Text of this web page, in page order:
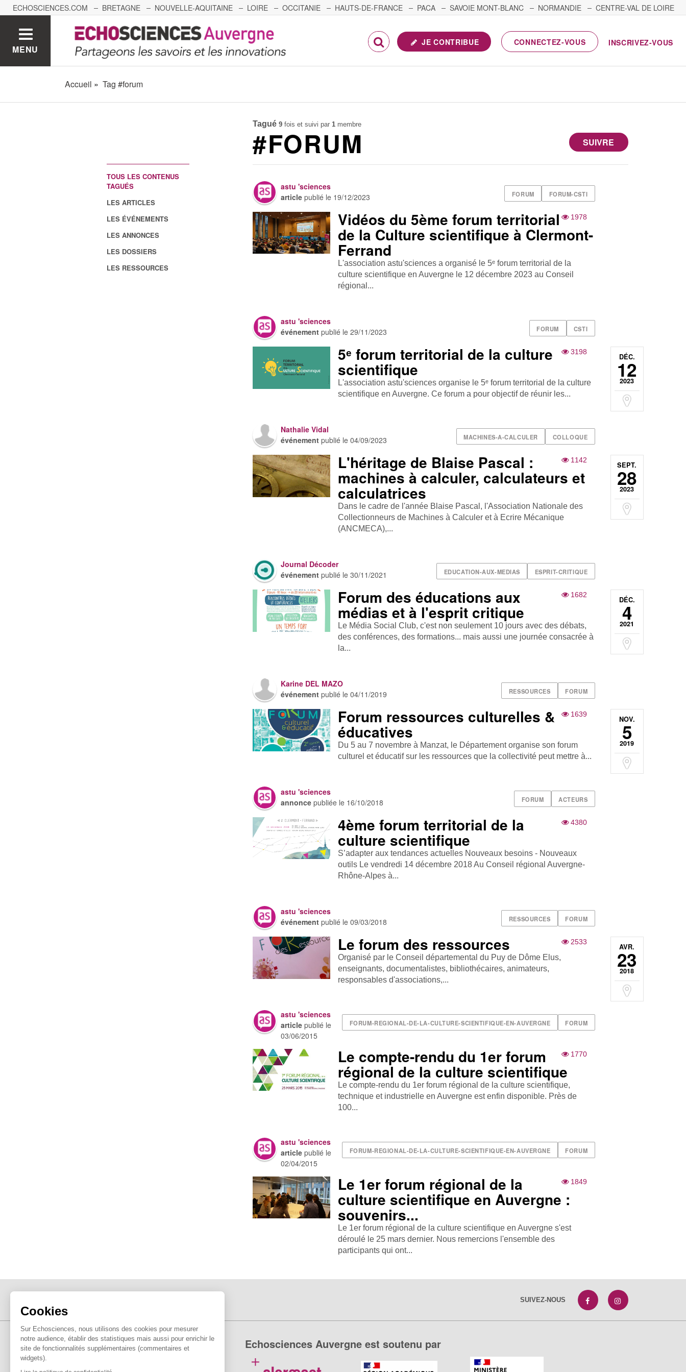
Cookies
Sur Echosciences, nous utilisons des cookies pour mesurer
notre audience, établir des statistiques mais aussi pour enrichir le
site de fonctionnalités supplémentaires (commentaires et
widgets).
ECHOSCIENCES.COM BRETAGNE NOUVELLE-AQUITAINE LOIRE OCCITANIE HAUTS-DE-FRANCE PACA SAVOIE MONT-BLANC NORMANDIE
CENTRE-VAL DE LOIRE
GRENOBLE GRAND EST BOURGOGNE-FRANCHE-COMTÉ
MENU
JE CONTRIBUE CONNECTEZ-VOUS INSCRIVEZ-VOUS
Accueil Tag #forum
TOUS LES CONTENUS
TAGUÉS
LES ARTICLES
LES ÉVÉNEMENTS
LES ANNONCES
LES DOSSIERS
LES RESSOURCES
Tagué 9 fois et suivi par1 membre
SUIVRE
#FORUM
FORUM FORUM-CSTI
astu 'sciences
article publié le 19/12/2023
1978
Vidéos du 5ème forum territorial
de la Culture scientifique à Clermont-
Ferrand
L'association astu'sciences a organisé le 5ᵉ forum territorial de la
culture scientifique en Auvergne le 12 décembre 2023 au Conseil
régional...
FORUM CSTI
astu 'sciences
événement publié le29/11/2023
DÉC.
12
2023
3198
5ᵉ forum territorial de la culture
scientifique
L'association astu'sciences organise le 5ᵉ forum territorial de la culture
scientifique en Auvergne. Ce forum a pour objectif de réunir les...
MACHINES-A-CALCULER COLLOQUE
Nathalie Vidal
événement publié le04/09/2023
SEPT.
28
2023
1142
L'héritage de Blaise Pascal :
machines à calculer, calculateurs et
calculatrices
Dans le cadre de l'année Blaise Pascal, l'Association Nationale des
Collectionneurs de Machines à Calculer et à Ecrire Mécanique
(ANCMECA),...
EDUCATION-AUX-MEDIAS ESPRIT-CRITIQUE
Journal Décoder
événement publié le30/11/2021
DÉC.
4
2021
1682
Forum des éducations aux
médias et à l'esprit critique
Le Média Social Club , c'est non seulement 10 jours avec des débats,
des conférences, des formations... mais aussi une journée consacrée à
la...
RESSOURCES FORUM
Karine DEL MAZO
événement publié le04/11/2019
NOV.
5
2019
1639
Forum ressources culturelles &
éducatives
Du 5 au 7 novembre à Manzat, le Département organise son forum
culturel et éducatif sur les ressources que la collectivité peut mettre à...
FORUM ACTEURS
astu 'sciences
annonce publiée le 16/10/2018
4380
4ème forum territorial de la
culture scientifique
S’adapter aux tendances actuelles Nouveaux besoins - Nouveaux
outils Le vendredi 14 décembre 2018 Au Conseil régional Auvergne-
Rhône-Alpes à...
RESSOURCES FORUM
astu 'sciences
événement publié le09/03/2018
AVR.
23
2018
2533
Le forum des ressources
Organisé par le Conseil départemental du Puy de Dôme Elus,
enseignants, documentalistes, bibliothécaires, animateurs,
responsables d'associations,...
FORUM-REGIONAL-DE-LA-CULTURE-SCIENTIFIQUE-EN-AUVERGNE FORUM
astu 'sciences
article publié le
03/06/2015
1770
Le compte-rendu du 1er forum
régional de la culture scientifique
Le compte-rendu du 1er forum régional de la culture scientifique,
technique et industrielle en Auvergne est enfin disponible. Près de
100...
FORUM-REGIONAL-DE-LA-CULTURE-SCIENTIFIQUE-EN-AUVERGNE FORUM
astu 'sciences
article publié le
02/04/2015
1849
Le 1er forum régional de la
culture scientifique en Auvergne :
souvenirs...
Le 1er forum régional de la culture scientifique en Auvergne s'est
déroulé le 25 mars dernier. Nous remercions l'ensemble des
participants qui ont...
SUIVEZ-NOUS
Echosciences Auvergne est soutenu par